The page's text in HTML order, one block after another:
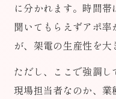
に分かれます。時間
聞いてもらえずアポ
が、架電の生産性を大
ただし、ここで強調し
現場担当者なのか、